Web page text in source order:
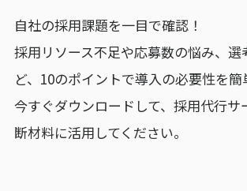
自社の採用課題を一目で確認！
採用リソース不足や応募数の悩み、選
ど、10のポイントで導入の必要性を簡
今すぐダウンロードして、採用代行サ
断材料に活用してください。